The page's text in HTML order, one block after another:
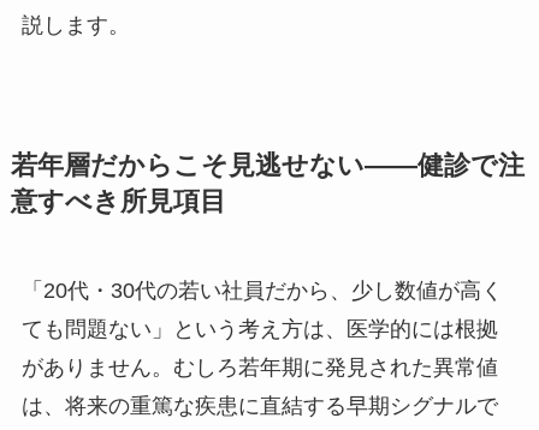
説します。
若年層だからこそ見逃せない——健診で注
意すべき所見項目
「20代・30代の若い社員だから、少し数値が高く
ても問題ない」という考え方は、医学的には根拠
がありません。むしろ若年期に発見された異常値
は、将来の重篤な疾患に直結する早期シグナルで